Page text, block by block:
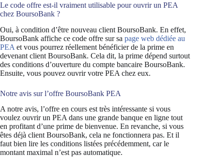
Le code offre est-il vraiment utilisable pour ouvrir un PEA
chez BoursoBank ?
Oui, à condition d’être nouveau client BoursoBank. En effet,
BoursoBank affiche ce code offre sur sa page web dédiée au
PEA et vous pourrez réellement bénéficier de la prime en
devenant client BoursoBank. Cela dit, la prime dépend surtout
des conditions d’ouverture du compte bancaire BoursoBank.
Ensuite, vous pouvez ouvrir votre PEA chez eux.
Notre avis sur l’offre BoursoBank PEA
A notre avis, l’offre en cours est très intéressante si vous
voulez ouvrir un PEA dans une grande banque en ligne tout
en profitant d’une prime de bienvenue. En revanche, si vous
êtes déjà client BoursoBank, cela ne fonctionnera pas. Et il
faut bien lire les conditions listées précédemment, car le
montant maximal n’est pas automatique.